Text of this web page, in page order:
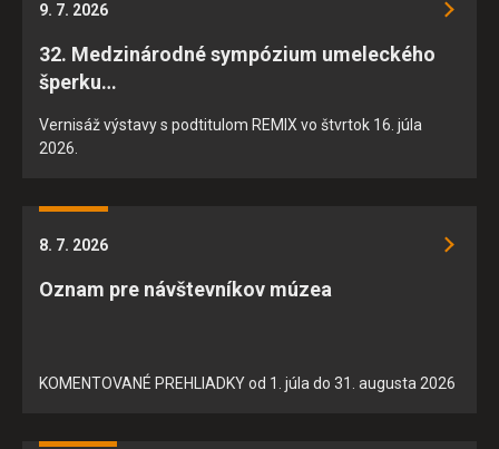
9. 7. 2026
32. Medzinárodné sympózium umeleckého
šperku…
Vernisáž výstavy s podtitulom REMIX vo štvrtok 16. júla
2026.
8. 7. 2026
Oznam pre návštevníkov múzea
KOMENTOVANÉ PREHLIADKY od 1. júla do 31. augusta 2026